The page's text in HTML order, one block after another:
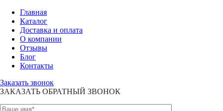
Главная
Каталог
Доставка и оплата
О компании
Отзывы
Блог
Контакты
Заказать звонок
ЗАКАЗАТЬ ОБРАТНЫЙ ЗВОНОК